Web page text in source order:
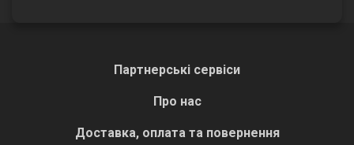
Партнерські сервіси
Про нас
Доставка, оплата та повернення